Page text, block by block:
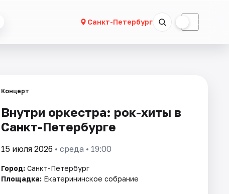
Санкт-Петербург ☾
Концерт
Внутри оркестра: рок-хиты в
Санкт-Петербурге
15 июля 2026 • среда • 19:00
Город: Санкт-Петербург
Площадка: Екатерининское собрание